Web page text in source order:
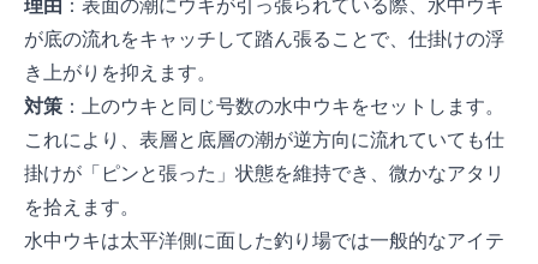
理由 ：表面の潮にウキが引っ張られている際、水中ウキ
が底の流れをキャッチして踏ん張ることで、仕掛けの浮
き上がりを抑えます。
対策 ：上のウキと同じ号数の水中ウキをセットします。
これにより、表層と底層の潮が逆方向に流れていても仕
掛けが「ピンと張った」状態を維持でき、微かなアタリ
を拾えます。
水中ウキは太平洋側に面した釣り場では一般的なアイテ